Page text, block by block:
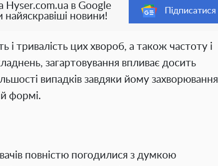
Hyser.com.ua в Google
найяскравіші новини!
Підписатися
і тривалість цих хвороб, а також частоту і
загартовування впливає досить
випадків завдяки йому захворювання
формі.
повністю погодилися з думкою